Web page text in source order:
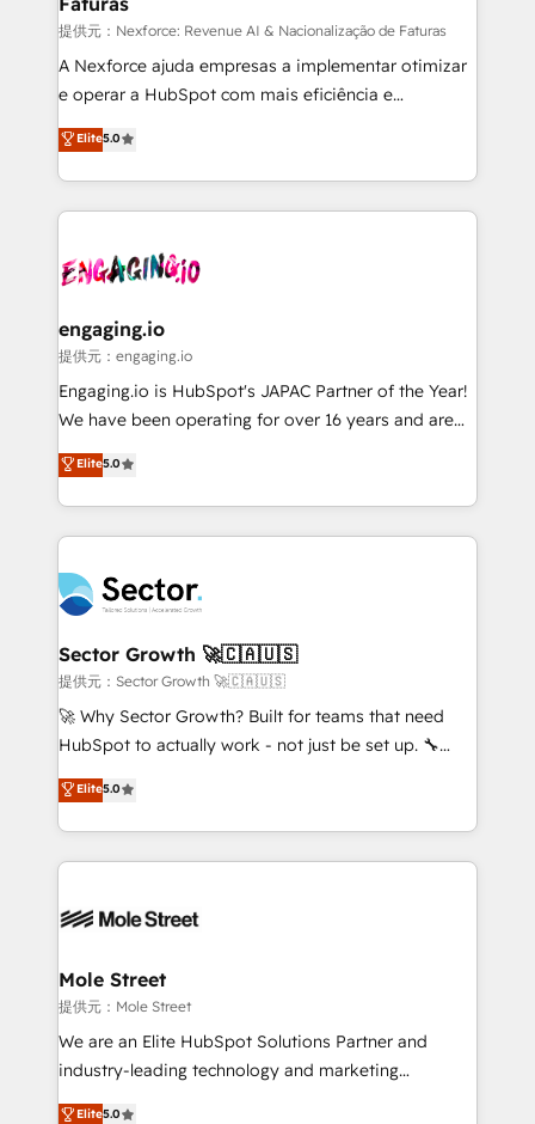
growth. 🚀 AI-Driven GTM Orchestration Unify
HubSpot with LinkedIn, WhatsApp, email, paid
media, and AI voice to drive pipeline. 🤖 AI Custom
prospecting, follow-ups, service triage, and
knowledge retrieval—built in HubSpot. ⚡ Fast-Track
advanced optimization & adoption 📍 São Paulo, BR
• Des Moines, IA • New York, NY
提供元：Nexforce: Revenue AI & Nacionalização de Faturas
A Nexforce ajuda empresas a implementar otimizar
e operar a HubSpot com mais eficiência e
previsibilidade de receita. Combinamos Revenue
Operations (RevOps) e Inteligência Artificial para
estruturar processos integrar sistemas organizar
dados e automatizar operações. O objetivo é
operacional de receita conectando equipes
Também somos distribuidores oficiais da HubSpot
e de mais de 150 softwares globais permitindo
contratar e pagar a HubSpot em reais com nota
fiscal no Brasil e gerar economia de até 50% na
Oferecemos ainda agentes de IA especializados em
HubSpot que automatizam tarefas executam rotinas
empresas em 13 países utilizam a Nexforce. Somos
a maior parceira da HubSpot na América Latina e
líder no ranking global de sucesso do cliente da
HubSpot.
Elite5.0
engaging.io
提供元：engaging.io
Engaging.io is HubSpot's JAPAC Partner of the Year!
We have been operating for over 16 years and are
one of HubSpot's most experienced and technically
capable Agency Partners globally. We specialise in
complex CRM migrations, implementations,
integrations, custom CMS portal development,
businesses. Our teams are based in North America
and APAC. We are HubSpot's top-ranked Advanced
Implementation Certified Partner and we contribute
to their advisory council. We strive to do 'good work
with good people' and have worked with incredible
brands. You can see some of them on our website,
Elite5.0
Sector Growth 🚀🇨🇦🇺🇸
提供元：Sector Growth 🚀🇨🇦🇺🇸
🚀 Why Sector Growth? Built for teams that need
HubSpot to actually work - not just be set up. 🔧
HubSpot Experts: Onboarding, migrations,
automation, and training built for adoption. ⚡ Highly
Technical Execution: ERP, EMR and Custom
Integrations; complex builds delivered in weeks, not
workflows; automation agents; process optimization
Healthcare: HIPAA implementations; secure data
workflows 💼 Financial Services: compliant
workflows; audit-ready reporting ⚖️ Legal: client
intake; pipeline and document workflows 🛒 E-
revenue automation 🏢 Real Estate: deal pipelines;
Elite5.0
Mole Street
提供元：Mole Street
We are an Elite HubSpot Solutions Partner and
industry-leading technology and marketing
consultancy. Our focus is on enterprise and mid-
Elite5.0